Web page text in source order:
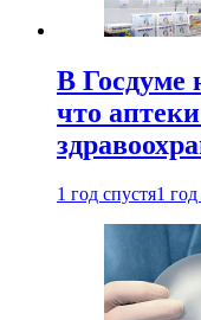
В Госдуме
что
1 год спустя1